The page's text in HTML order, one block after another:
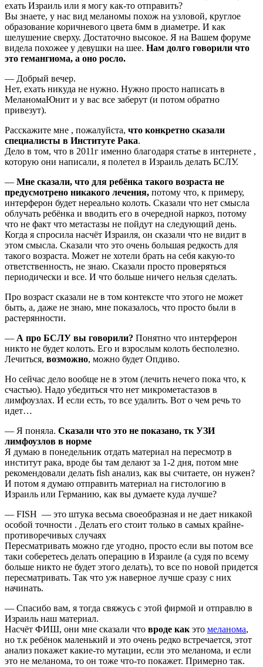
ехать Израиль или я могу как-то отправить?
Вы знаете, у нас вид меланомы похож на узловой, круглое
образование коричневого цвета 6мм в диаметре. И как
шелушение сверху. Достаточно высокое. Я на Вашем форуме
видела похожее у девушки на шее. Нам долго говорили что
это гемангиома, а оно росло.
— Добрый вечер.
Нет, ехать никуда не нужно. Нужно просто написать в
МеланомаЮнит и у вас все заберут (и потом обратно
привезут).
Расскажите мне , пожалуйста, что конкретно сказали
специалисты в Институте Рака.
Дело в том, что в 2011г именно благодаря статье в интернете ,
которую они написали, я полетел в Израиль делать БСЛУ.
— Мне сказали, что для ребёнка такого возраста не
предусмотрено никакого лечения, потому что, к примеру,
интерферон будет нереально колоть. Сказали что нет смысла
облучать ребёнка и вводить его в очередной наркоз, потому
что не факт что метастазы не пойдут на следующий день.
Когда я спросила насчёт Израиля, он сказали что не видит в
этом смысла. Сказали что это очень большая редкость для
такого возраста. Может не хотели брать на себя какую-то
ответственность, не знаю. Сказали просто проверяться
периодически и все. И что больше ничего нельзя сделать.
Про возраст сказали не в том контексте что этого не может
быть, а, даже не знаю, мне показалось, что просто были в
растерянности.
— А про БСЛУ вы говорили? Понятно что интерферон
никто не будет колоть. Его и взрослым колоть бесполезно.
Лечиться, возможно, можно будет Опдиво.
Но сейчас дело вообще не в этом (лечить нечего пока что, к
счастью). Надо убедиться что нет микрометастазов в
лимфоузлах. И если есть, то все удалить. Вот о чем речь то
идет…
— Я поняла. Сказали что это не показано, тк УЗИ
лимфоузлов в норме
Я думаю в понедельник отдать материал на пересмотр в
институт рака, вроде бы там делают за 1-2 дня, потом мне
рекомендовали делать fish анализ, как вы считаете, он нужен?
И потом я думаю отправить материал на гистологию в
Израиль или Германию, как вы думаете куда лучше?
— FISH — это штука весьма своеобразная и не дает никакой
особой точности . Делать его стоит только в самых крайне-
противоречивых случаях
Пересматривать можно где угодно, просто если вы потом все
таки соберетесь делать операцию в Израиле (а судя по всему
больше никто не будет этого делать), то все по новой придется
пересматривать. Так что уж наверное лучше сразу с них
начинать.
— Спасибо вам, я тогда свяжусь с этой фирмой и отправлю в
Израиль наш материал.
Насчёт ФИШ, они мне сказали что вроде как это меланома,
но т.к ребёнок маленький и это очень редко встречается, этот
анализ покажет какие-то мутации, если это меланома, и если
это не меланома, то он тоже что-то покажет. Примерно так.